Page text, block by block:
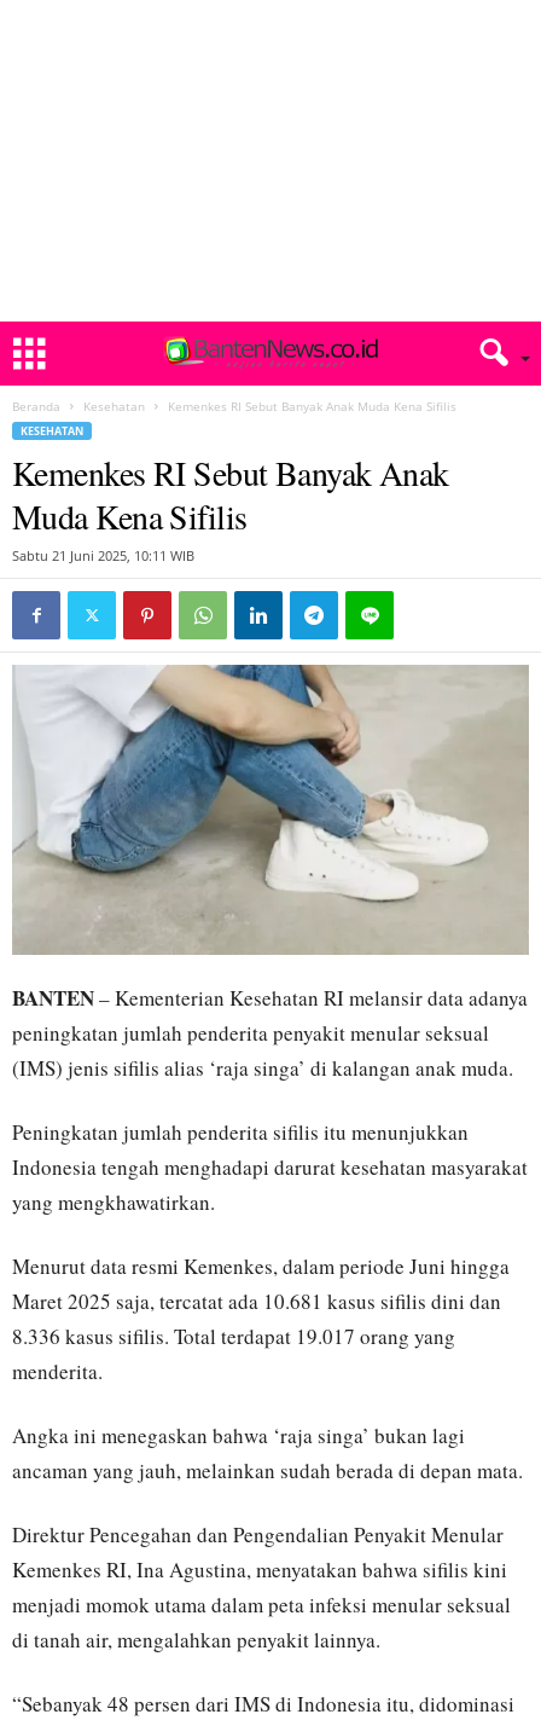
Beranda Kesehatan Kemenkes RI Sebut Banyak Anak Muda Kena Sifilis
KESEHATAN
Kemenkes RI Sebut Banyak Anak
Muda Kena Sifilis
Sabtu 21 Juni 2025, 10:11 WIB
BANTEN– Kementerian Kesehatan RI melansir data adanya
peningkatan jumlah penderita penyakit menular seksual
(IMS) jenis sifilis alias ‘raja singa’ di kalangan anak muda.
Peningkatan jumlah penderita sifilis itu menunjukkan
Indonesia tengah menghadapi darurat kesehatan masyarakat
yang mengkhawatirkan.
Menurut data resmi Kemenkes, dalam periode Juni hingga
Maret 2025 saja, tercatat ada 10.681 kasus sifilis dini dan
8.336 kasus sifilis. Total terdapat 19.017 orang yang
menderita.
Angka ini menegaskan bahwa ‘raja singa’ bukan lagi
ancaman yang jauh, melainkan sudah berada di depan mata.
Direktur Pencegahan dan Pengendalian Penyakit Menular
Kemenkes RI, Ina Agustina, menyatakan bahwa sifilis kini
menjadi momok utama dalam peta infeksi menular seksual
di tanah air, mengalahkan penyakit lainnya.
“Sebanyak 48 persen dari IMS di Indonesia itu, didominasi